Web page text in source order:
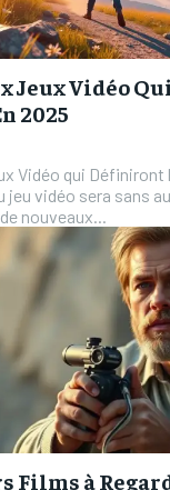
Jeux Vidéo
2025
Vidéo qui Définiront
jeu vidéo sera sans
nouveaux...
Films à